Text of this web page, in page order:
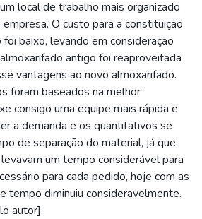
local de trabalho mais organizado
O custo para a constituição
baixo, levando em consideração
antigo foi reaproveitada
vantagens ao novo almoxarifado.
foram baseados na melhor
consigo uma equipe mais rápida e
a demanda e os quantitativos se
de separação do material, já que
um tempo considerável para
para cada pedido, hoje com as
tempo diminuiu consideravelmente.
autor]